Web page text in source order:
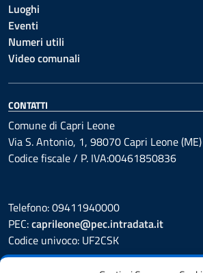
Luoghi
Eventi
Numeri utili
Video comunali
CONTATTI
Comune di Capri Leone
Via S. Antonio, 1, 98070 Capri Leone (ME)
Codice fiscale / P. IVA:00461850836
Telefono: 09411940000
PEC:caprileone@pec.intradata.it
Codice univoco: UF2CSK